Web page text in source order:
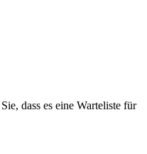
dass es eine Warteliste für